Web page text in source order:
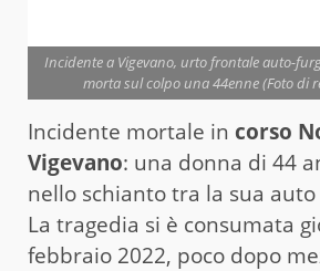
Incidente a Vigevano, urto frontale auto-
morta sul colpo una 44enne (Foto di
Incidente mortale in corso
Vigevano: una donna di 44
nello schianto tra la sua
La tragedia si è consumata
febbraio 2022, poco dopo